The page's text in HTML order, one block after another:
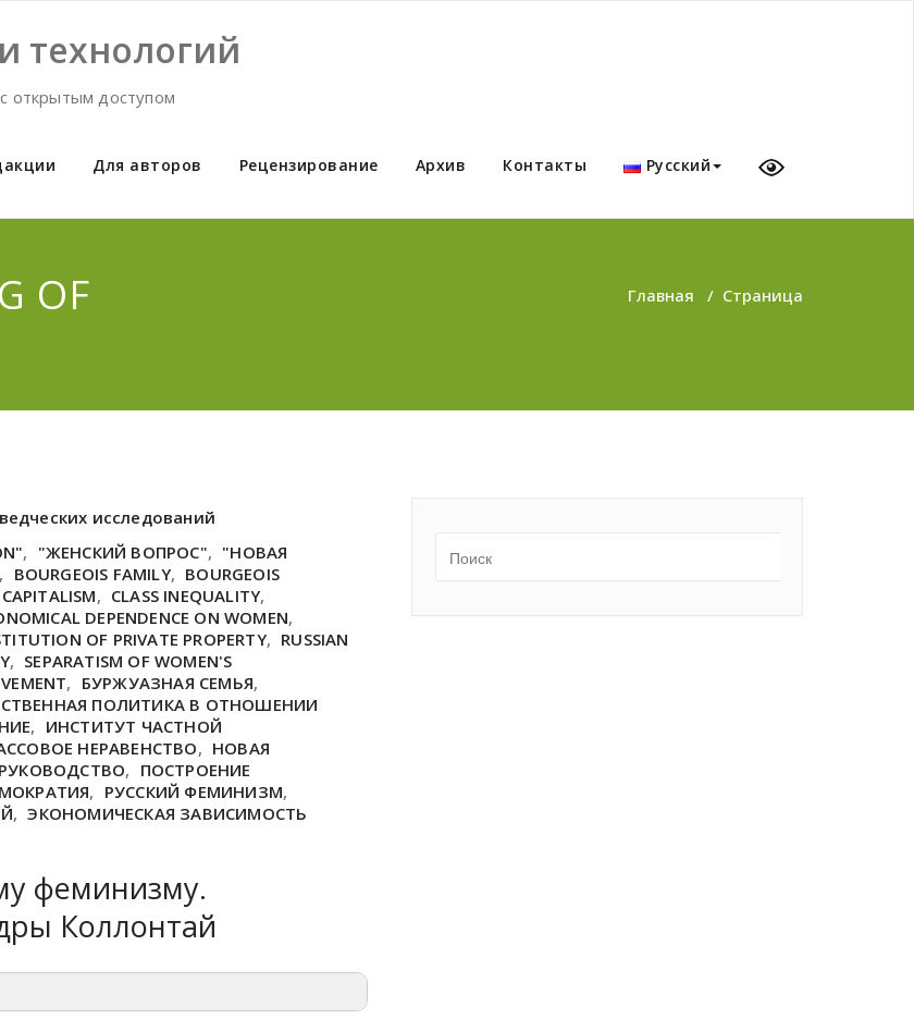
технологий
открытым доступом
Для авторов Рецензирование Архив Контакты Русский
OF Главная / Страница
исследований
, "ЖЕНСКИЙ ВОПРОС", "НОВАЯ
, BOURGEOIS FAMILY, BOURGEOIS
CAPITALISM, CLASS INEQUALITY,
DEPENDENCE ON WOMEN,
OF PRIVATE PROPERTY, RUSSIAN
, SEPARATISM OF WOMEN'S
, БУРЖУАЗНАЯ СЕМЬЯ,
ПОЛИТИКА В ОТНОШЕНИИ
, ИНСТИТУТ ЧАСТНОЙ
НЕРАВЕНСТВО, НОВАЯ
, ПОСТРОЕНИЕ
, РУССКИЙ ФЕМИНИЗМ,
, ЭКОНОМИЧЕСКАЯ ЗАВИСИМОСТЬ
феминизму.
Коллонтай